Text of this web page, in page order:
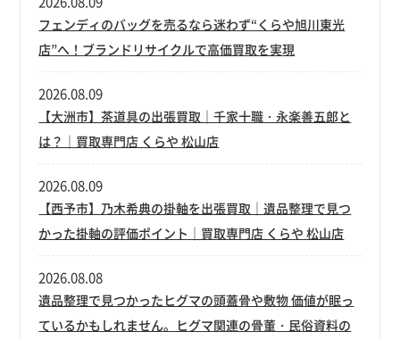
フェンディのバッグを売るなら迷わず“くらや旭川東光
店”へ！ブランドリサイクルで高価買取を実現
【大洲市】茶道具の出張買取｜千家十職・永楽善五郎と
は？｜買取専門店 くらや 松山店
2026.08.09
【西予市】乃木希典の掛軸を出張買取｜遺品整理で見つ
かった掛軸の評価ポイント｜買取専門店 くらや 松山店
2026.08.09
遺品整理で見つかったヒグマの頭蓋骨や敷物 価値が眠っ
ているかもしれません。ヒグマ関連の骨董・民俗資料の
2026.08.08